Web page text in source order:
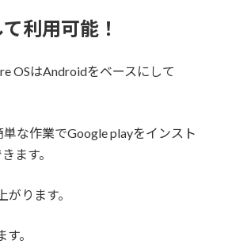
利用可能！
OSはAndroidをベースにして
な作業でGoogle playをインスト
ます。
ります。
。